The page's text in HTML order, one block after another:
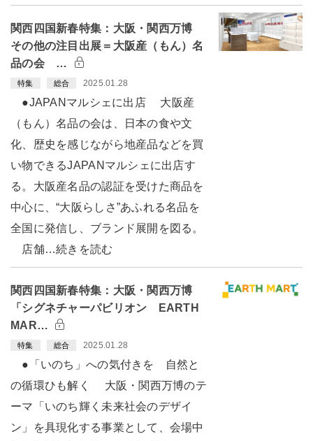
関西四国新春特集：大阪・関西万博
その他の注目出展＝大阪産（もん）名
品の会 …
特集 総合 2025.01.28
●JAPANマルシェに出店 大阪産
（もん）名品の会は、日本の食や文
化、歴史を感じながら地産品などを買
い物できるJAPANマルシェに出店す
る。大阪産名品の認証を受けた商品を
中心に、“大阪らしさ”あふれる名品を
全国に発信し、ブランド展開を図る。
店舗…続きを読む
関西四国新春特集：大阪・関西万博
「シグネチャーパビリオン EARTH
MAR…
特集 総合 2025.01.28
●「いのち」への気付きを 自然と
の循環ひも解く 大阪・関西万博のテ
ーマ「いのち輝く未来社会のデザイ
ン」を具現化する事業として、会場中